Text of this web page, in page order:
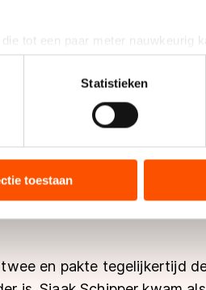
tot een paar meter nauwkeurig
specifieke eigenschappen
en stel uw voorkeuren in het
site met onze partners voor
die u aan hen heeft verstrekt of
aan landen buiten de EU,
op ‘Toestaan’ te klikken, stemt
Statistieken
toestaan
en pakte tegelijkertijd